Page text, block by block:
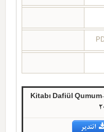
Kitabı Dafiül
ائندیر